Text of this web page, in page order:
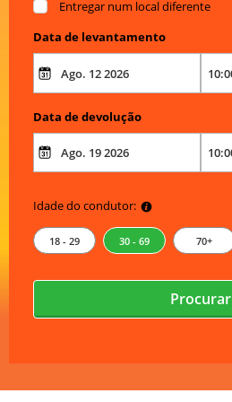
Entregar num local diferente
Data de levantamento
Data de devolução
Idade do condutor:
18 - 29 30 - 69 70+
Procurar